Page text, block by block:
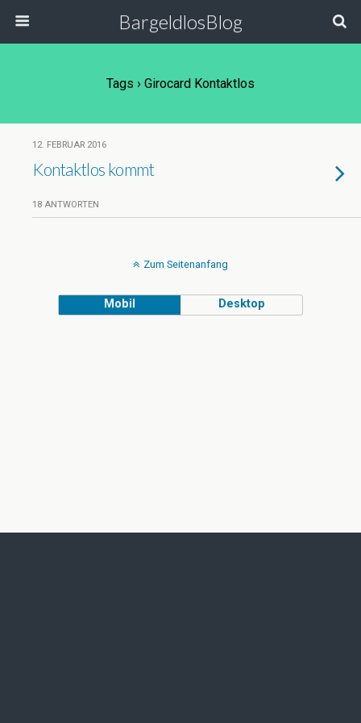
BargeldlosBlog
Tags › Girocard Kontaktlos
12. FEBRUAR 2016
Kontaktlos kommt
18 ANTWORTEN
Zum Seitenanfang
Mobil Desktop